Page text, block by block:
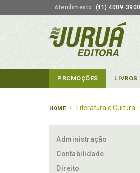
Atendimento: (41) 4009-3900
PROMOÇÕES LIVROS
HOME Literatura e Cultura
Administração
Contabilidade
Direito